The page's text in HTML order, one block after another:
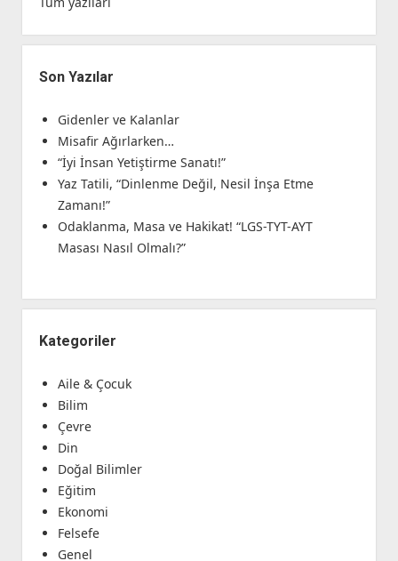
Son Yazılar
Gidenler ve Kalanlar
Misafir Ağırlarken…
“İyi İnsan Yetiştirme Sanatı!”
Yaz Tatili, “Dinlenme Değil, Nesil İnşa Etme
Zamanı!”
Odaklanma, Masa ve Hakikat! “LGS-TYT-AYT
Masası Nasıl Olmalı?”
Kategoriler
Aile & Çocuk
Bilim
Çevre
Din
Doğal Bilimler
Eğitim
Ekonomi
Felsefe
Genel